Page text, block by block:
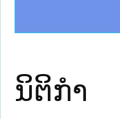
ຊາຊົນ ພາກເໜືອ
ການ
ກາງ
ກໃຕ້
ນຕຳຫຼວດປະຊາຊົນ
ສັນຕິບານປະຊາຊົນ
ກເໜືອ
ຊາຊົນ ພາກກາງ
ນິຕິກໍາ